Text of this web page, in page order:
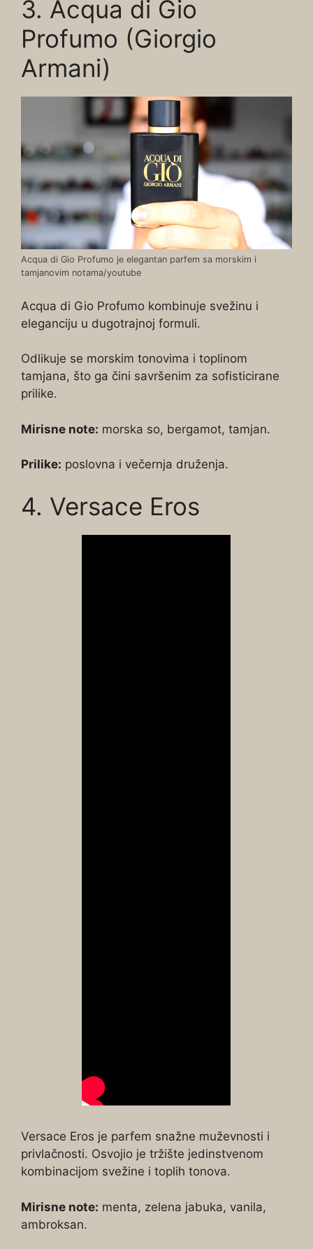
3. Acqua di Gio
Profumo (Giorgio
Armani)
Acqua di Gio Profumo je elegantan parfem sa morskim i
tamjanovim notama/youtube
Acqua di Gio Profumo kombinuje svežinu i
eleganciju u dugotrajnoj formuli.
Odlikuje se morskim tonovima i toplinom
tamjana, što ga čini savršenim za sofisticirane
prilike.
Mirisne note: morska so, bergamot, tamjan.
Prilike: poslovna i večernja druženja.
4. Versace Eros
Versace Eros je parfem snažne muževnosti i
privlačnosti. Osvojio je tržište jedinstvenom
kombinacijom svežine i toplih tonova.
Mirisne note: menta, zelena jabuka, vanila,
ambroksan.